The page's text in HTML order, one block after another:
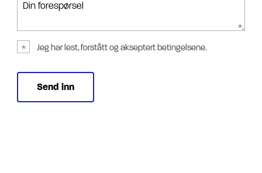
Din forespørsel
Jeg har lest, forstått og akseptert betingelsene.